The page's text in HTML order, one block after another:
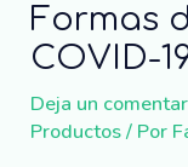
Formas
COVID-
Deja un
Productos/ Por